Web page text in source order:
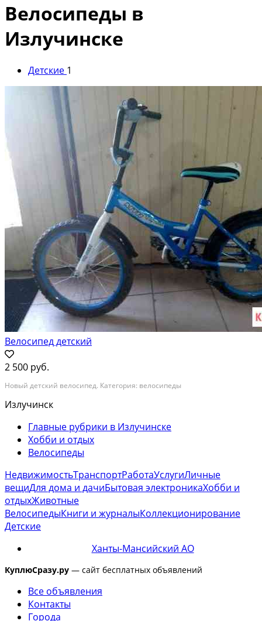
Велосипеды в
Излучинске
Детские 1
Велосипед детский
2 500 руб.
Новый детский велосипед. Категория: велосипеды
Излучинск
Главные рубрики в Излучинске
Хобби и отдых
Велосипеды
НедвижимостьТранспортРаботаУслугиЛичные
вещиДля дома и дачиБытовая электроникаХобби и
отдыхЖивотные
ВелосипедыКниги и журналыКоллекционирование
Детские
Ханты-Мансийский АО
КуплюСразу.ру — сайт бесплатных объявлений
Все объявления
Контакты
Города